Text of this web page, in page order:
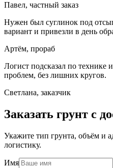
Павел, частный заказ
Нужен был суглинок под
вариант и привезли в день
Артём, прораб
Логист подсказал по технике
проблем, без лишних кругов.
Светлана, заказчик
Заказать грунт с
Укажите тип грунта, объём и
логистику.
Имя